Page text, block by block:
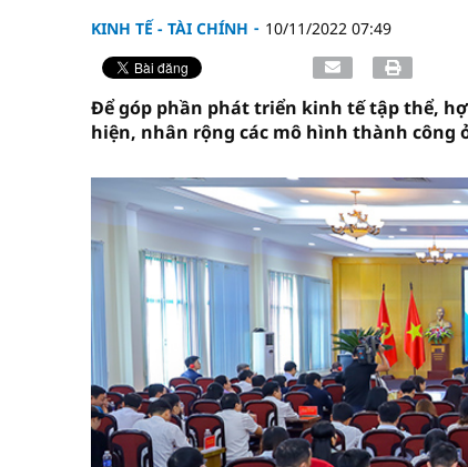
KINH TẾ - TÀI CHÍNH 10/11/2022 07:49
Để góp phần phát triển kinh tế tập thể,
hiện, nhân rộng các mô hình thành công